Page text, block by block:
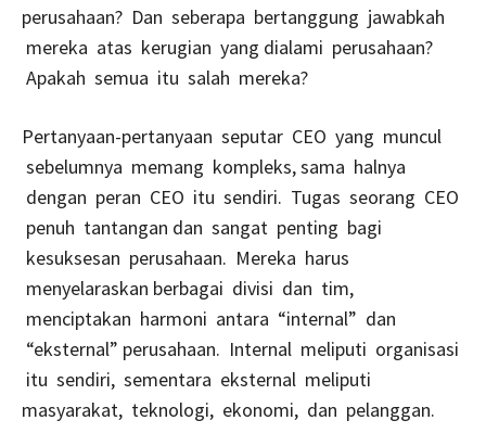
perusahaan? Dan seberapa bertanggung jawabkah
mereka atas kerugian yang dialami perusahaan?
Apakah semua itu salah mereka?
Pertanyaan-pertanyaan seputar CEO yang muncul
sebelumnya memang kompleks, sama halnya
dengan peran CEO itu sendiri. Tugas seorang CEO
penuh tantangan dan sangat penting bagi
kesuksesan perusahaan. Mereka harus
menyelaraskan berbagai divisi dan tim,
menciptakan harmoni antara “internal” dan
“eksternal” perusahaan. Internal meliputi organisasi
itu sendiri, sementara eksternal meliputi
masyarakat, teknologi, ekonomi, dan pelanggan.